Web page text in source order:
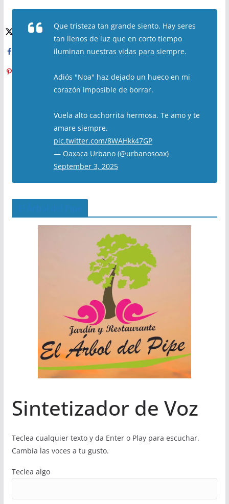
Que tristeza tan grande siento. Hay seres
tan llenos de luz que en corto tiempo
iluminan nuestras vidas para siempre.
Adiós "Noa" haz dejado un hueco en mi
corazón imposible de borrar.
Vuela alto cachorrita hermosa. Te amo y te
amare siempre.
pic.twitter.com/8WAHkk47GP
— Oaxaca Urbano (@urbanosoax)
September 3, 2025
Sintetizador de Voz
Teclea cualquier texto y da Enter o Play para escuchar.
Cambia las voces a tu gusto.
Teclea algo